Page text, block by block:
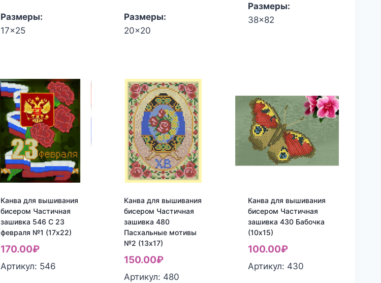
Размеры:
17x25
Размеры:
20x20
Размеры:
38x82
Канва для вышивания
бисером Частичная
зашивка 546 С 23
февраля №1 (17х22)
170.00₽
Артикул: 546
Канва для вышивания
бисером Частичная
зашивка 480
Пасхальные мотивы
№2 (13х17)
150.00₽
Артикул: 480
Канва для вышивания
бисером Частичная
зашивка 430 Бабочка
(10х15)
100.00₽
Артикул: 430